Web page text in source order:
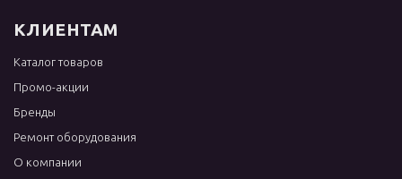
КЛИЕНТАМ
Каталог товаров
Промо-акции
Бренды
Ремонт оборудования
О компании